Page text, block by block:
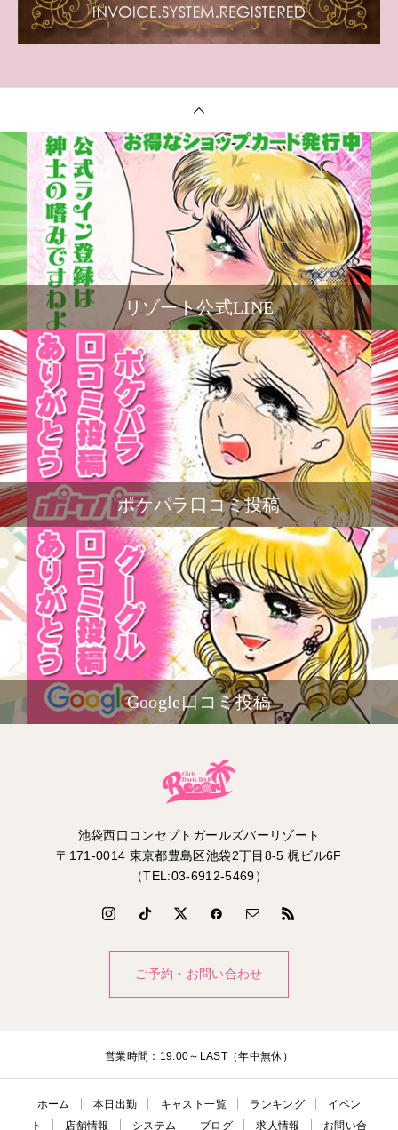
リゾート公式LINE
ポケパラ口コミ投稿
Google口コミ投稿
池袋西口コンセプトガールズバーリゾート
〒171-0014 東京都豊島区池袋2丁目8-5 梶ビル6F
（TEL:03-6912-5469）
ご予約・お問い合わせ
営業時間：19:00～LAST（年中無休）
ホーム 本日出勤 キャスト一覧 ランキング
イベン
ト
店舗情報 システム ブログ 求人情報 お問い合